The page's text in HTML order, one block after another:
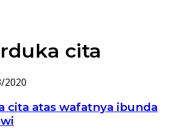
cita
2020
cita atas wafatnya ibunda